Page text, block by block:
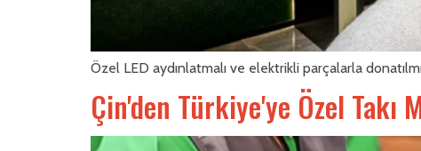
Özel LED aydınlatmalı ve elektrikli parçalarla
Çin'den Türkiye'ye Özel Takı